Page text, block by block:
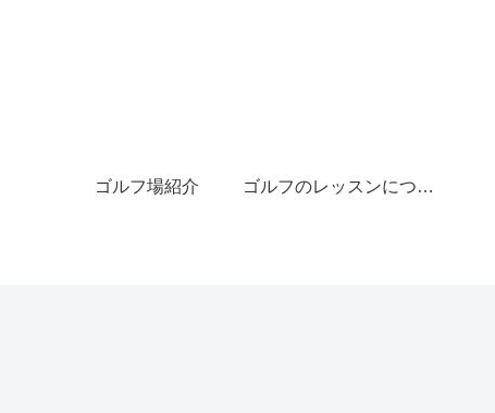
ゴルフ場紹介 ゴルフのレッスンについて